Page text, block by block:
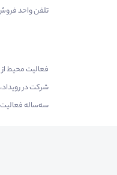
تلفن واحد فروش (شنبه
شرکت در
سه‌ساله